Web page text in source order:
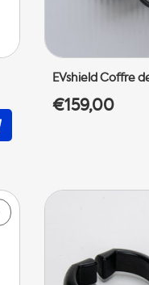
EVshield Coffre
€159,00